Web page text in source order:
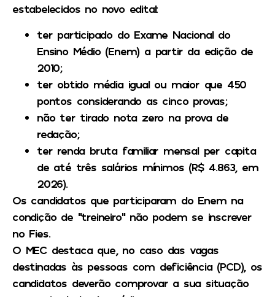
estabelecidos no novo edital:
ter participado do Exame Nacional do
Ensino Médio (Enem) a partir da edição de
2010;
ter obtido média igual ou maior que 450
pontos considerando as cinco provas;
não ter tirado nota zero na prova de
redação;
ter renda bruta familiar mensal per capita
de até três salários mínimos (R$ 4.863, em
2026).
Os candidatos que participaram do Enem na
condição de “treineiro” não podem se inscrever
no Fies.
O MEC destaca que, no caso das vagas
destinadas às pessoas com deficiência (PCD), os
candidatos deverão comprovar a sua situação